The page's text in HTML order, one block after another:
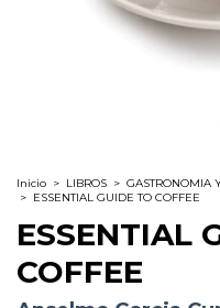
Inicio > LIBROS > GASTRONOMIA
> ESSENTIAL GUIDE TO COFFEE
ESSENTIAL
COFFEE